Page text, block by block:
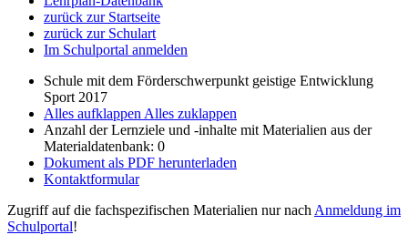
zurück zur Startseite
zurück zur Schulart
Im Schulportal anmelden
Schule mit dem Förderschwerpunkt geistige Entwicklung
Sport 2017
Alles aufklappen Alles zuklappen
Anzahl der Lernziele und -inhalte mit Materialien aus der
Materialdatenbank: 0
Dokument als PDF herunterladen
Kontaktformular
Zugriff auf die fachspezifischen Materialien nur nach Anmeldung im
Schulportal!